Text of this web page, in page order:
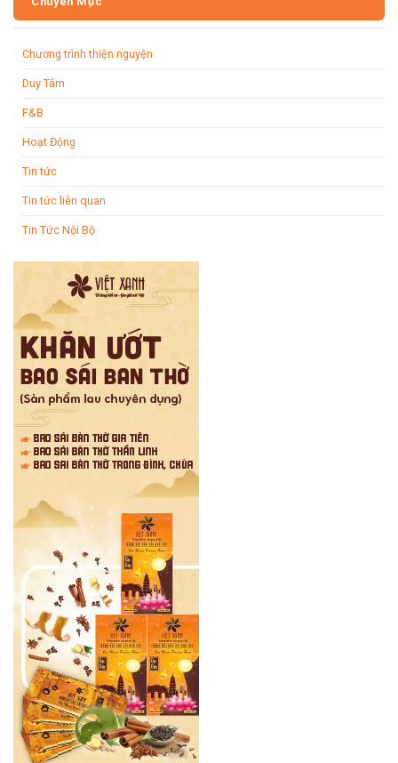
Chương trình thiện nguyện
Duy Tâm
F&B
Hoạt Động
Tin tức
Tin tức liên quan
Tin Tức Nội Bộ